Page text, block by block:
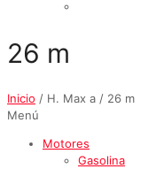
26 m
Inicio / H. Max a / 26 m
Menú
Motores
Gasolina